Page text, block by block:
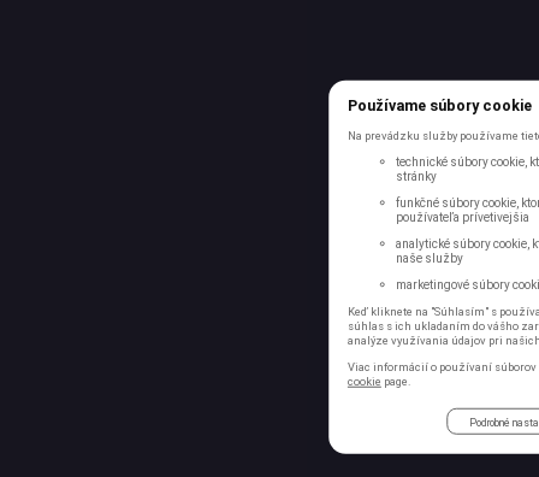
Používame súbory cookie
Na prevádzku služby používame
technické súbory cookie,
stránky
funkčné súbory cookie,
používateľa prívetivejšia
analytické súbory cookie,
naše služby
marketingové súbory
Keď kliknete na "Súhlasím" s
súhlas s ich ukladaním do vášho
analýze využívania údajov pri
Viac informácií o používaní
cookie page.
Podrobné